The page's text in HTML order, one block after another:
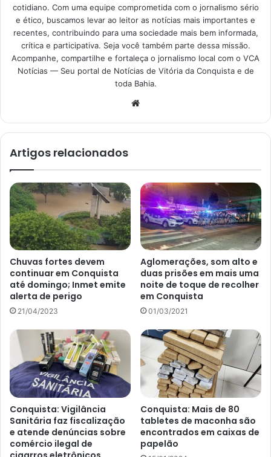
cotidiano. Com uma equipe comprometida com o jornalismo sério
e ético, buscamos levar ao leitor as notícias mais importantes e
recentes, contribuindo para uma sociedade mais bem informada,
crítica e participativa. Seja você também parte dessa missão.
Acompanhe, compartilhe e fortaleça o jornalismo local com o VCA
Notícias — Seu portal de Notícias de Vitória da Conquista e de
toda Bahia.
Artigos relacionados
Chuvas fortes devem
continuar em Conquista
até domingo; Inmet emite
alerta de perigo
21/04/2023
Aglomerações, som alto e
duas prisões em mais uma
noite de toque de recolher
em Conquista
01/03/2021
Conquista: Vigilância
Sanitária faz fiscalização
e atende denúncias sobre
comércio ilegal de
Conquista: Mais de 80
tabletes de maconha são
encontrados em caixas de
papelão